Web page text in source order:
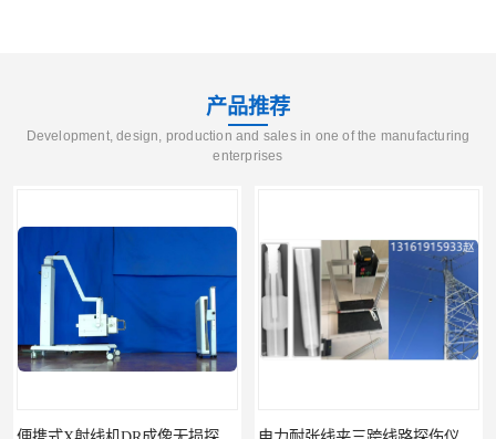
产品推荐
Development, design, production and sales in one of the manufacturing
enterprises